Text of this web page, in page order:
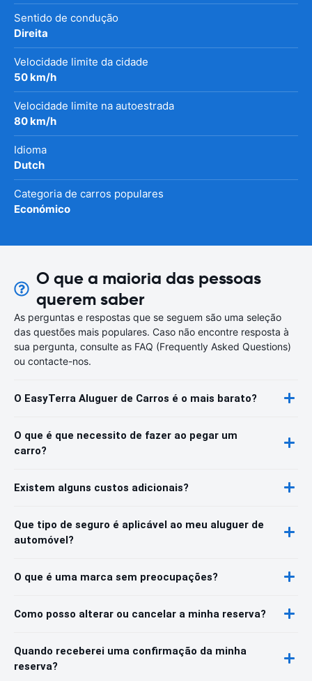
Sentido de condução
Direita
Velocidade limite da cidade
50 km/h
Velocidade limite na autoestrada
80 km/h
Idioma
Dutch
Categoria de carros populares
Económico
O que a maioria das pessoas
querem saber
As perguntas e respostas que se seguem são uma seleção
das questões mais populares. Caso não encontre resposta à
sua pergunta, consulte as FAQ (Frequently Asked Questions)
ou contacte-nos.
O EasyTerra Aluguer de Carros é o mais barato?
O que é que necessito de fazer ao pegar um
carro?
Existem alguns custos adicionais?
Que tipo de seguro é aplicável ao meu aluguer de
automóvel?
O que é uma marca sem preocupações?
Como posso alterar ou cancelar a minha reserva?
Quando receberei uma confirmação da minha
reserva?